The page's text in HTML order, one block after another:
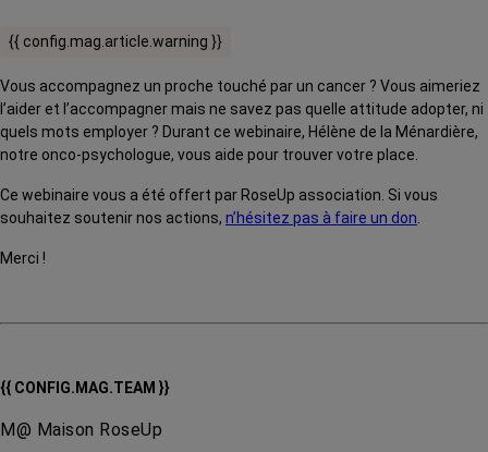
{{ config.mag.article.warning }}
Vous accompagnez un proche touché par un cancer ? Vous aimeriez
l’aider et l’accompagner mais ne savez pas quelle attitude adopter, ni
quels mots employer ? Durant ce webinaire, Hélène de la Ménardière,
notre onco-psychologue, vous aide pour trouver votre place.
Ce webinaire vous a été offert par RoseUp association. Si vous
souhaitez soutenir nos actions, n’hésitez pas à faire un don.
Merci !
{{ CONFIG.MAG.TEAM }}
M@ Maison RoseUp